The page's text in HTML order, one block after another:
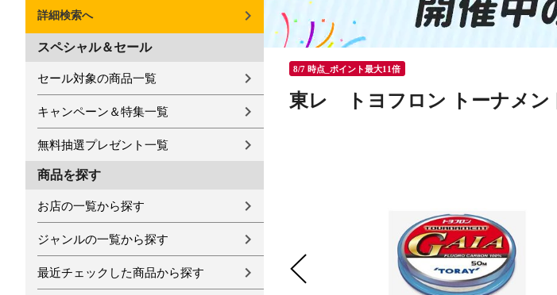
詳細検索へ
スペシャル＆セール
セール対象の商品一覧
キャンペーン＆特集一覧
無料抽選プレゼント一覧
商品を探す
お店の一覧から探す
ジャンルの一覧から探す
最近チェックした商品から探す
8/7 時点_ポイント最大11倍
東レ トヨフロン トーナメン